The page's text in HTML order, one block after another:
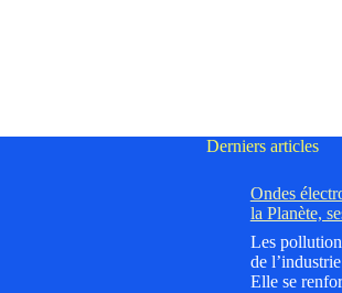
Derniers articles
Ondes
la Planète,
Les
de
Elle se